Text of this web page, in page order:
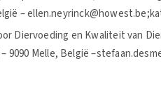
–
Diervoeding en Kwaliteit van
9090 Melle, België